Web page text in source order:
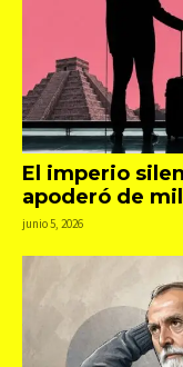
El imperio
apoderó de
junio 5, 2026